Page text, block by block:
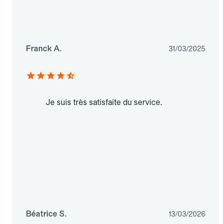
Franck A. 31/03/2025
Je suis très satisfaite du service.
Béatrice S. 13/03/2026